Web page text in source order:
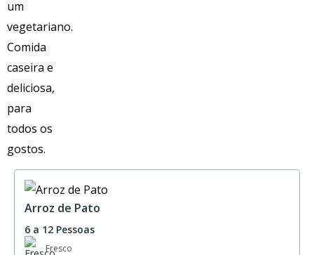
Berbigão
de antecedência. Caso tenha alguma dúvida contacte-nos.
Informação Nutricional por 100gr
n/a
Arroz de Pato
6 a 12 Pessoas
Fresco